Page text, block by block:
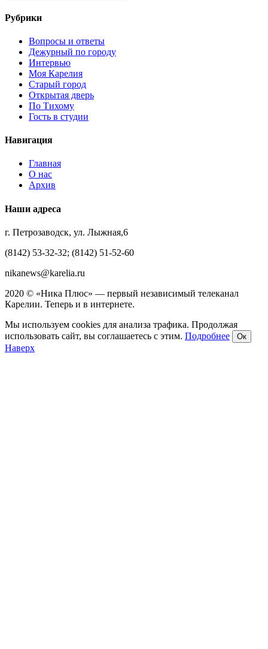
Рубрики
Вопросы и ответы
Дежурный по городу
Интервью
Моя Карелия
Старый город
Открытая дверь
По Тихому
Гость в студии
Навигация
Главная
О нас
Архив
Наши адреса
г. Петрозаводск, ул. Лыжная,6
(8142) 53-32-32; (8142) 51-52-60
nikanews@karelia.ru
2020 © «Ника Плюс» — первый независимый телеканал
Карелии. Теперь и в интернете.
Мы используем cookies для анализа трафика. Продолжая
использовать сайт, вы соглашаетесь с этим. Подробнее Ок
Наверх